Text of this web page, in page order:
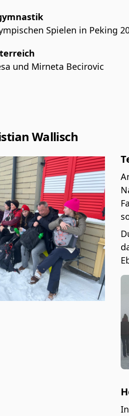
Spielen in Peking
und Mirneta Becirovic
Wallisch